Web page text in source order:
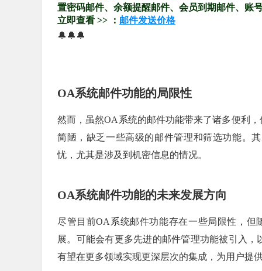
置密码邮件、余额提醒邮件、会员到期邮件、账
立即查看 >> ： 邮件发送价格
🔔🔔🔔
OA系统邮件功能的局限性
然而，虽然OA系统的邮件功能带来了诸多便利
简陋，缺乏一些高级的邮件管理和筛选功能。
忧，尤其是涉及到机密信息的情况。
OA系统邮件功能的未来发展方向
尽管目前OA系统邮件功能存在一些局限性，
展。可能会有更多先进的邮件管理功能被引入
有望在更多领域实现更深层次的集成，为用户提